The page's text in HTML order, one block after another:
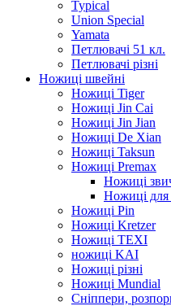
Typical
Union Special
Yamata
Петлювачі 51 кл.
Петлювачі різні
Ножиці швейні
Ножиці Tiger
Ножиці Jin Cai
Ножиці Jin Jian
Ножиці De Xian
Ножиці Taksun
Ножиці Premax
Ножиці
Ножиці для
Ножиці Pin
Ножиці Kretzer
Ножиці TEXI
ножиці KAI
Ножиці різні
Ножиці Mundial
Сніппери,